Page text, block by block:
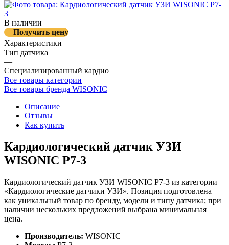
В наличии
Получить цену
Характеристики
Тип датчика
—
Специализированный кардио
Все товары категории
Все товары бренда WISONIC
Описание
Отзывы
Как купить
Кардиологический датчик УЗИ
WISONIC P7-3
Кардиологический датчик УЗИ WISONIC P7-3 из категории
«Кардиологические датчики УЗИ». Позиция подготовлена
как уникальный товар по бренду, модели и типу датчика; при
наличии нескольких предложений выбрана минимальная
цена.
Производитель: WISONIC